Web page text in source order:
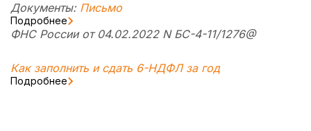
Документы: Письмо
Подробнее
ФНС России от 04.02.2022 N БС-4-11/1276@
Как заполнить и сдать 6-НДФЛ за год
Подробнее